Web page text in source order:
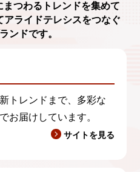
まつわるトレンドを集めて
アライドテレシスをつなぐ
ンドです。
トレンドまで、多彩な
お届けしています。
サイトを見る